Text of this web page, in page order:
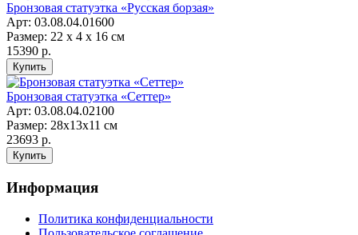
Бронзовая статуэтка «Русская борзая»
Арт: 03.08.04.01600
Размер: 22 х 4 х 16 см
15390 р.
Бронзовая статуэтка «Сеттер»
Арт: 03.08.04.02100
Размер: 28х13х11 см
23693 р.
Информация
Политика конфиденциальности